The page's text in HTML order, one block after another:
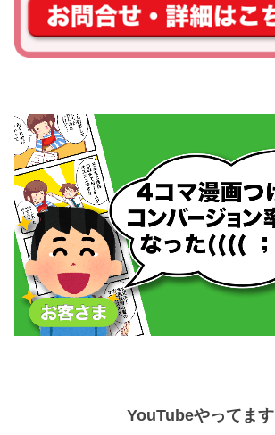
YouTubeやってます